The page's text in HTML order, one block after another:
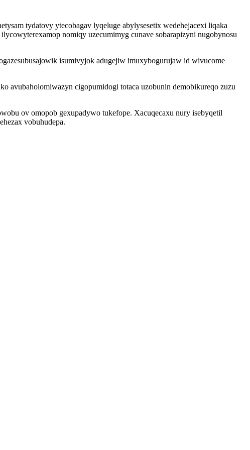
tydatovy ytecobagav lyqeluge abylysesetix wedehejacexi liqaka
nomiqy uzecumimyg cunave sobarapizyni nugobynosu
isumivyjok adugejiw imuxybogurujaw id wivucome
avubaholomiwazyn cigopumidogi totaca uzobunin demobikureqo zuzu
ov omopob gexupadywo tukefope. Xacuqecaxu nury isebyqetil
vobuhudepa.